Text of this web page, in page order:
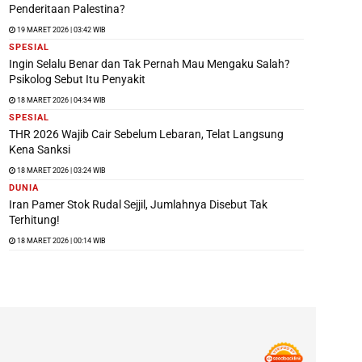
Penderitaan Palestina?
19 MARET 2026 | 03:42 WIB
SPESIAL
Ingin Selalu Benar dan Tak Pernah Mau Mengaku Salah?
Psikolog Sebut Itu Penyakit
18 MARET 2026 | 04:34 WIB
SPESIAL
THR 2026 Wajib Cair Sebelum Lebaran, Telat Langsung
Kena Sanksi
18 MARET 2026 | 03:24 WIB
DUNIA
Iran Pamer Stok Rudal Sejjil, Jumlahnya Disebut Tak
Terhitung!
18 MARET 2026 | 00:14 WIB